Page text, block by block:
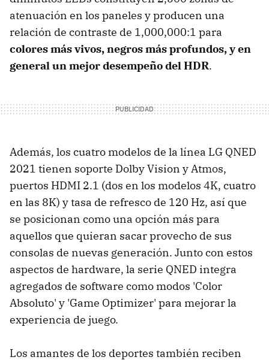
atenuación en los paneles y producen una
relación de contraste de 1,000,000:1 para
colores más vivos, negros más profundos, y en
general un mejor desempeño del HDR.
Además, los cuatro modelos de la línea LG QNED
2021 tienen soporte Dolby Vision y Atmos,
puertos HDMI 2.1 (dos en los modelos 4K, cuatro
en las 8K) y tasa de refresco de 120 Hz, así que
se posicionan como una opción más para
aquellos que quieran sacar provecho de sus
consolas de nuevas generación. Junto con estos
aspectos de hardware, la serie QNED integra
agregados de software como modos 'Color
Absoluto' y 'Game Optimizer' para mejorar la
experiencia de juego.
Los amantes de los deportes también reciben